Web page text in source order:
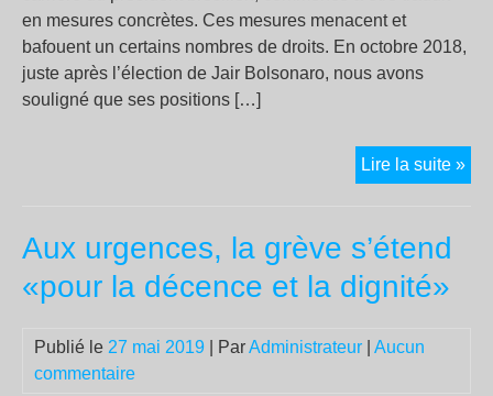
en mesures concrètes. Ces mesures menacent et
bafouent un certains nombres de droits. En octobre 2018,
juste après l’élection de Jair Bolsonaro, nous avons
souligné que ses positions […]
Lire la suite »
Aux urgences, la grève s’étend
«pour la décence et la dignité»
Publié le 27 mai 2019 | ParAdministrateur
Aucun
commentaire